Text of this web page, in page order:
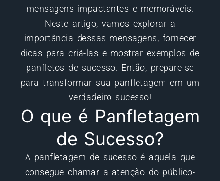
mensagens impactantes e memoráveis.
Neste artigo, vamos explorar a
importância dessas mensagens, fornecer
dicas para criá-las e mostrar exemplos de
panfletos de sucesso. Então, prepare-se
para transformar sua panfletagem em um
verdadeiro sucesso!
O que é Panfletagem
de Sucesso?
A panfletagem de sucesso é aquela que
consegue chamar a atenção do público-